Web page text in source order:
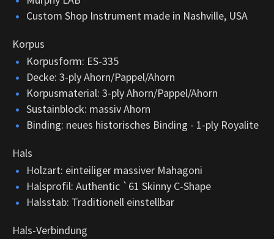
Custom Shop Instrument made in Nashville, USA
Korpus
Korpusform: ES-335
Decke: 3-ply Ahorn/Pappel/Ahorn
Korpusmaterial: 3-ply Ahorn/Pappel/Ahorn
Sustainblock: massiv Ahorn
Binding: neues historisches Binding - 1-ply Royalite
Hals
Holzart: einteiliger massiver Mahagoni
Halsprofil: Authentic `61 Skinny C-Shape
Halsstab: Traditionell einstellbar
Hals-Verbindung